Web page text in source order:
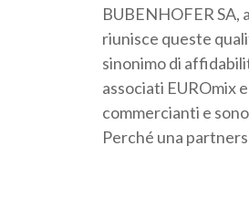
BUBENHOFER SA,
riunisce queste
sinonimo di
associati EUROmix
commercianti e
Perché una